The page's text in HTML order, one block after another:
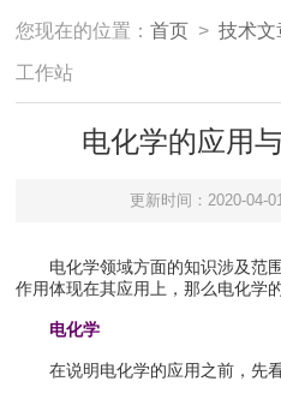
您现在的位置：首页 >技术文
工作站
电化学的应用
更新时间：2020-04-
电化学领域方面的知识涉及范
作用体现在其应用上，那么电化学
电化学
在说明电化学的应用之前，先看